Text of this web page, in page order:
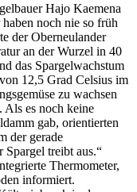
Hajo Kaemena
noch nie so früh
der Oberneulander
an der Wurzel in 40
das Spargelwachstum
12,5 Grad Celsius im
zu wachsen
Als es noch keine
gab, orientierten
der gerade
Spargel treibt aus.“
Thermometer,
informiert.